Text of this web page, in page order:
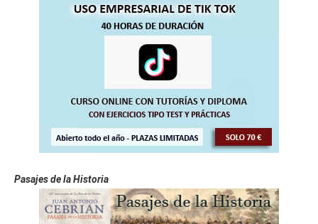
Pasajes de la Historia